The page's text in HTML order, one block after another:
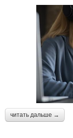
читать дальше →